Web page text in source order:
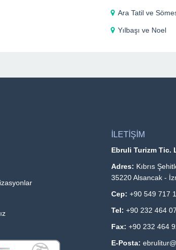
Ara Tatil ve
Yılbaşı ve Noel
İLETİŞİM
Ebruli Turizm Tic.
Adres: Kıbrıs
35220 Alsancak -
Cep: +90 549 717
Tel: +90 232 464
Fax: +90 232 464
E-Posta: